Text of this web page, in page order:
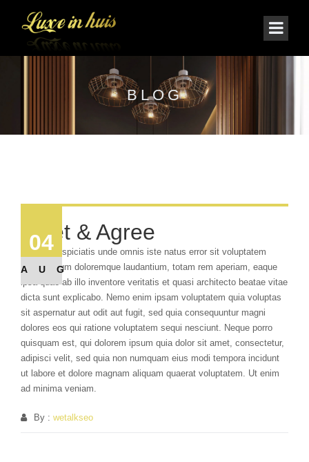
BLOG
04
AUG
Meet & Agree
Sed ut perspiciatis unde omnis iste natus error sit voluptatem
accusantium doloremque laudantium, totam rem aperiam, eaque
ipsa quae ab illo inventore veritatis et quasi architecto beatae vitae
dicta sunt explicabo. Nemo enim ipsam voluptatem quia voluptas
sit aspernatur aut odit aut fugit, sed quia consequuntur magni
dolores eos qui ratione voluptatem sequi nesciunt. Neque porro
quisquam est, qui dolorem ipsum quia dolor sit amet, consectetur,
adipisci velit, sed quia non numquam eius modi tempora incidunt
ut labore et dolore magnam aliquam quaerat voluptatem. Ut enim
ad minima veniam.
By : wetalkseo